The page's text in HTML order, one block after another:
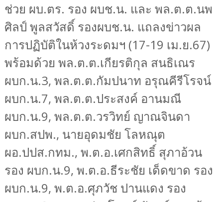
ช่วย ผบ.ตร. รอง ผบช.น. และ พล.ต.ต.นพ
ศิลป์ พูลสวัสดิ์ รองผบช.น. แถลงข่าวผล
การปฏิบัติในห้วงระดมฯ (17-19 เม.ย.67)
พร้อมด้วย พล.ต.ต.เกียรติกุล สนธิเณร
ผบก.น.3, พล.ต.ต.กัมปนาท อรุณคีรีโรจน์
ผบก.น.7, พล.ต.ต.ประสงค์ อานมณี
ผบก.น.9, พล.ต.ต.วรวิทย์ ญาณจินดา
ผบก.สปพ., นายอุดมชัย โลหณุต
ผอ.ปปส.กทม., พ.ต.อ.เศกสิทธิ์ สุภาอ้วน
รอง ผบก.น.9, พ.ต.อ.ธีระชัย เด็ดขาด รอง
ผบก.น.9, พ.ต.อ.ศุภวัช ปานแดง รอง